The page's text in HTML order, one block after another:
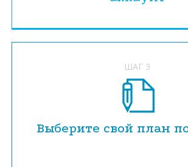
ШАГ 3
Выберите свой план